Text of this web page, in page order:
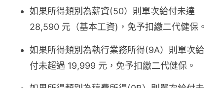
如果所得類別為薪資(50）則單次給付未達
28,590 元（基本工資)，免予扣繳二代健保。
如果所得類別為執行業務所得(9A）則單次給
付未超過 19,999 元，免予扣繳二代健保。